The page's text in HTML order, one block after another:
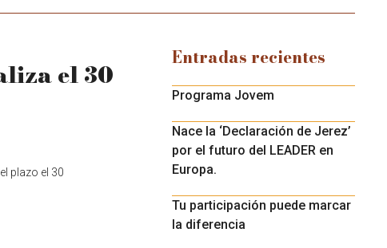
el 30
plazo el 30
Entradas recientes
Programa Jovem
Nace la ‘Declaración de Jerez’
por el futuro del LEADER en
Europa.
Tu participación puede marcar
la diferencia